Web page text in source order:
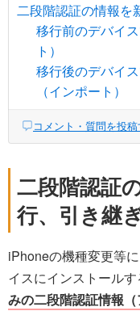
二段階認証の情報を
移行前のデバイ
ト）
移行後のデバイ
（インポート）
コメント・質問を投稿
二段階認証
行、引き継
iPhoneの機種変更等
イスにインストール
みの二段階認証情報